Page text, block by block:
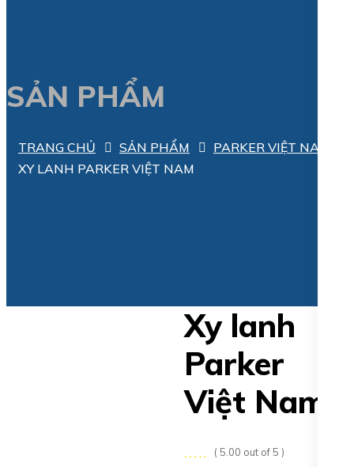
SẢN PHẨM
TRANG CHỦ SẢN PHẨM
PARKER VIỆT NAM
XY LANH PARKER VIỆT NAM
Xy lanh
Parker
Việt Nam
( 5.00 out of 5 )